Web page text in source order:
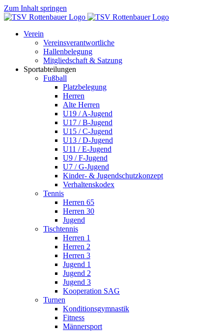
Zum Inhalt springen
Verein
Vereinsverantwortliche
Hallenbelegung
Mitgliedschaft & Satzung
Sportabteilungen
Fußball
Platzbelegung
Herren
Alte Herren
U19 / A-Jugend
U17 / B-Jugend
U15 / C-Jugend
U13 / D-Jugend
U11 / E-Jugend
U9 / F-Jugend
U7 / G-Jugend
Kinder- & Jugendschutzkonzept
Verhaltenskodex
Tennis
Herren 65
Herren 30
Jugend
Tischtennis
Herren 1
Herren 2
Herren 3
Jugend 1
Jugend 2
Jugend 3
Kooperation SAG
Turnen
Konditionsgymnastik
Fitness
Männersport